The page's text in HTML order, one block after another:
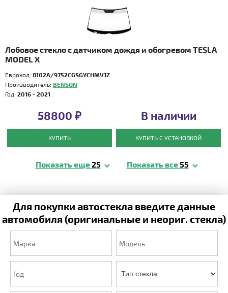
Лобовое стекло с датчиком дождя и обогревом TESLA
MODEL X
Еврокод: 8102A/9752CGSGYCHMV1Z
Производитель: BENSON
Год: 2016 - 2021
58800 ₽
КУПИТЬ
В наличии
КУПИТЬ С УСТАНОВКОЙ
Показать еще25 Показать все55
Для покупки автостекла введите данные
автомобиля (оригинальные и неориг. стекла)